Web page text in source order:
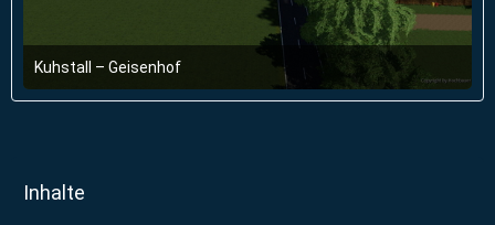
Kuhstall – Geisenhof
3. Juli 2019 um 17:59
Inhalte